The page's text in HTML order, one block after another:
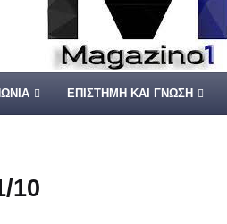
ΕΠΙΣΤΗΜΗ ΚΑΙ ΓΝΩΣΗ
10